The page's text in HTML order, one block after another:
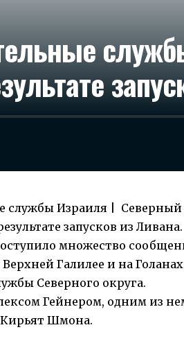
службы Израиля | Северный
запусков из Ливана.
множество
Верхней Галилее и на
Северного округа.
Гейнером, одним из
Кирьят Шмона.